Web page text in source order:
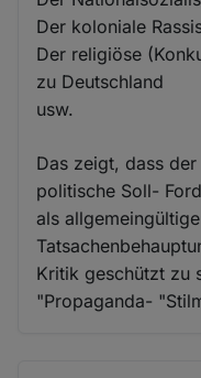
Der koloniale
Der religiöse
zu Deutschland
usw.
Das zeigt, dass
politische Soll-
als
Kritik geschützt zu
"Propaganda-